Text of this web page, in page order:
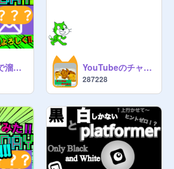
通知正月まで溜めてみた!! おみくじ機能あり!! I saved up notifications until New Year's!! 我把通知都攒到新年了!! 통지 정월까지 모아 보았다!! YouTubeのチャンネル登録お願いします‼︎ Please subscribe to the YouTube channel!!︎
287228